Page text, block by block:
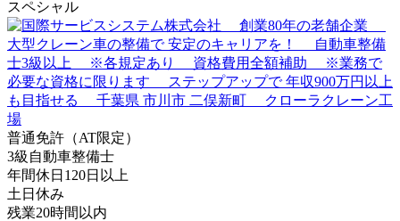
スペシャル
普通免許（AT限定）
3級自動車整備士
年間休日120日以上
土日休み
残業20時間以内